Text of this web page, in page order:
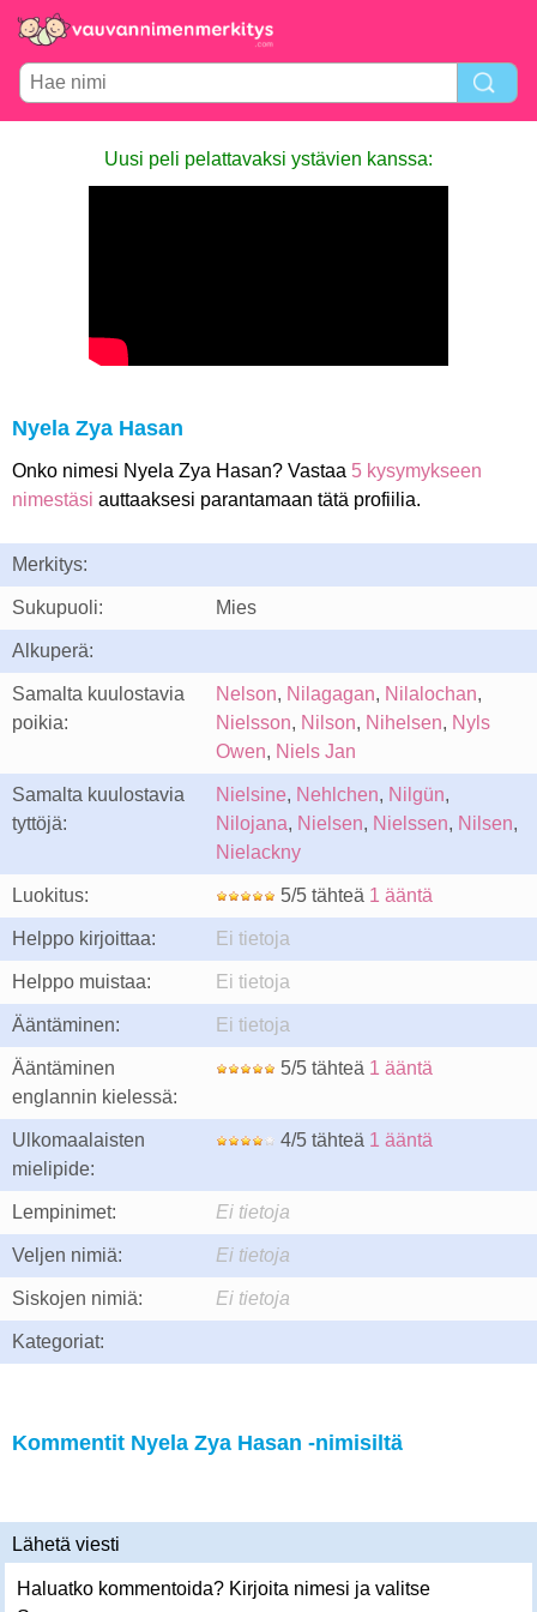
Uusi peli pelattavaksi ystävien kanssa:
Nyela Zya Hasan
Onko nimesi Nyela Zya Hasan? Vastaa 5 kysymykseen
nimestäsi auttaaksesi parantamaan tätä profiilia.
Merkitys:
Sukupuoli: Mies
Alkuperä:
Samalta kuulostavia
poikia:
Nelson, Nilagagan, Nilalochan,
Nielsson, Nilson, Nihelsen, Nyls
Owen, Niels Jan
Samalta kuulostavia
tyttöjä:
Nielsine, Nehlchen, Nilgün,
Nilojana, Nielsen, Nielssen, Nilsen,
Nielackny
Luokitus: 5/5 tähteä 1 ääntä
Helppo kirjoittaa: Ei tietoja
Helppo muistaa: Ei tietoja
Ääntäminen: Ei tietoja
Ääntäminen
englannin kielessä:
5/5 tähteä 1 ääntä
Ulkomaalaisten
mielipide:
4/5 tähteä 1 ääntä
Lempinimet: Ei tietoja
Veljen nimiä: Ei tietoja
Siskojen nimiä: Ei tietoja
Kategoriat:
Kommentit Nyela Zya Hasan -nimisiltä
Lähetä viesti
Haluatko kommentoida? Kirjoita nimesi ja valitse